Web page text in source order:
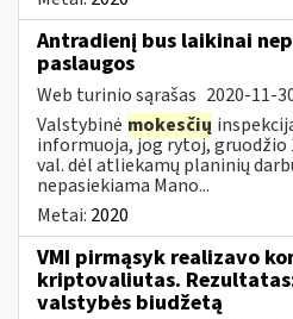
Antradienį bus laikinai
paslaugos
Web turinio sąrašas 2020-11-
Valstybinė mokesčių
informuoja, jog rytoj, gruodžio
val. dėl atliekamų planinių
nepasiekiama Mano...
Metai: 2020
VMI pirmąsyk realizavo
kriptovaliutas.
valstybės biudžetą